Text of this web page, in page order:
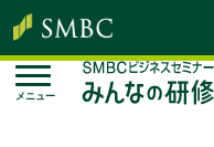
メニュー